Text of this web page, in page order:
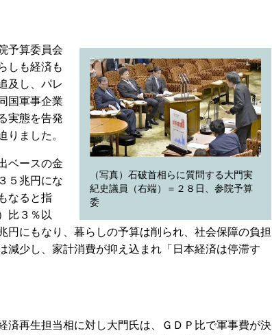
（写真）石破首相らに質問する大門実
紀史議員（右端）＝２８日、参院予算
委
予算委員会
しも経済も
及し、パレ
国軍事企業
実態を告発
りました。
ベースの金
５兆円にな
なると指
比３％以
円にもなり、暮らしの予算は削られ、社会保障の負担
減少し、家計消費が抑え込まれ「日本経済は停滞す
再生担当相に対し大門氏は、ＧＤＰ比で軍事費が決